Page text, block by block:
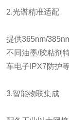
2.光谱精准适配
提供365nm/
不同油墨/胶粘剂
车电子IPX7防护
3.智能物联集成